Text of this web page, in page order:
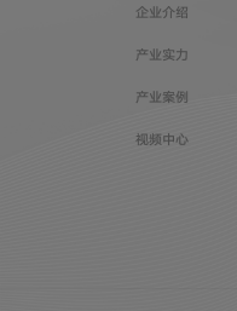
企业介绍
产业实力
产业案例
视频中心